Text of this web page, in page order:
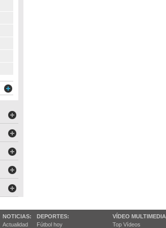
NOTICIAS:
Actualidad
DEPORTES:
Fútbol hoy
VÍDEO MULTIMEDIA
Top Vídeos